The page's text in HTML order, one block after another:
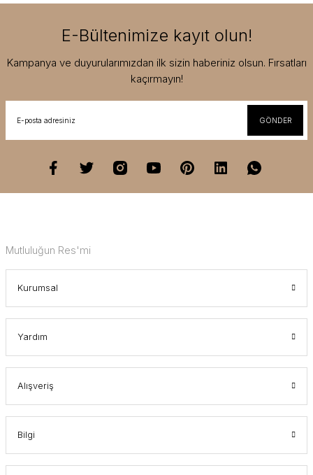
E-Bültenimize kayıt olun!
Kampanya ve duyurularımızdan ilk sizin haberiniz olsun. Fırsatları
kaçırmayın!
GÖNDER
Mutluluğun Res'mi
Kurumsal
Yardım
Alışveriş
Bilgi